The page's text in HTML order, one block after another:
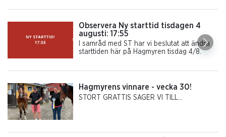
Observera Ny starttid tisdagen 4
augusti: 17:55
I samråd med ST har vi beslutat att ändra
starttiden här på Hagmyren tisdag 4/8.
Hagmyrens vinnare - vecka 30!
STORT GRATTIS SÄGER VI TILL…